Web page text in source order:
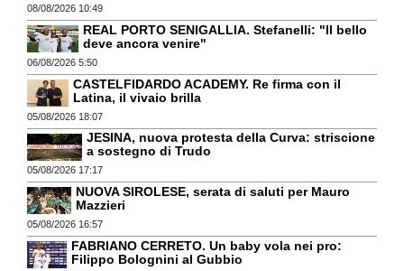
08/08/2026 10:49
REAL PORTO SENIGALLIA. Stefanelli: "Il bello
deve ancora venire"
06/08/2026 5:50
CASTELFIDARDO ACADEMY. Re firma con il
Latina, il vivaio brilla
05/08/2026 18:07
JESINA, nuova protesta della Curva: striscione
a sostegno di Trudo
05/08/2026 17:17
NUOVA SIROLESE, serata di saluti per Mauro
Mazzieri
05/08/2026 16:57
FABRIANO CERRETO. Un baby vola nei pro:
Filippo Bolognini al Gubbio